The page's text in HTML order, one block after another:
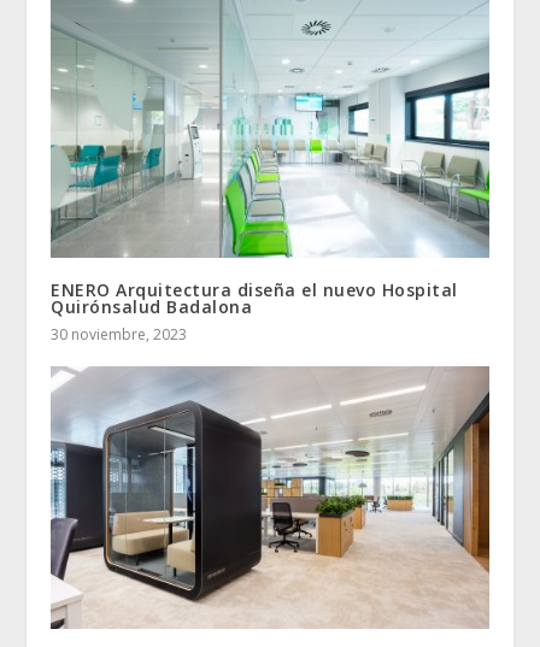
ENERO Arquitectura diseña el nuevo Hospital
Quirónsalud Badalona
30 noviembre, 2023